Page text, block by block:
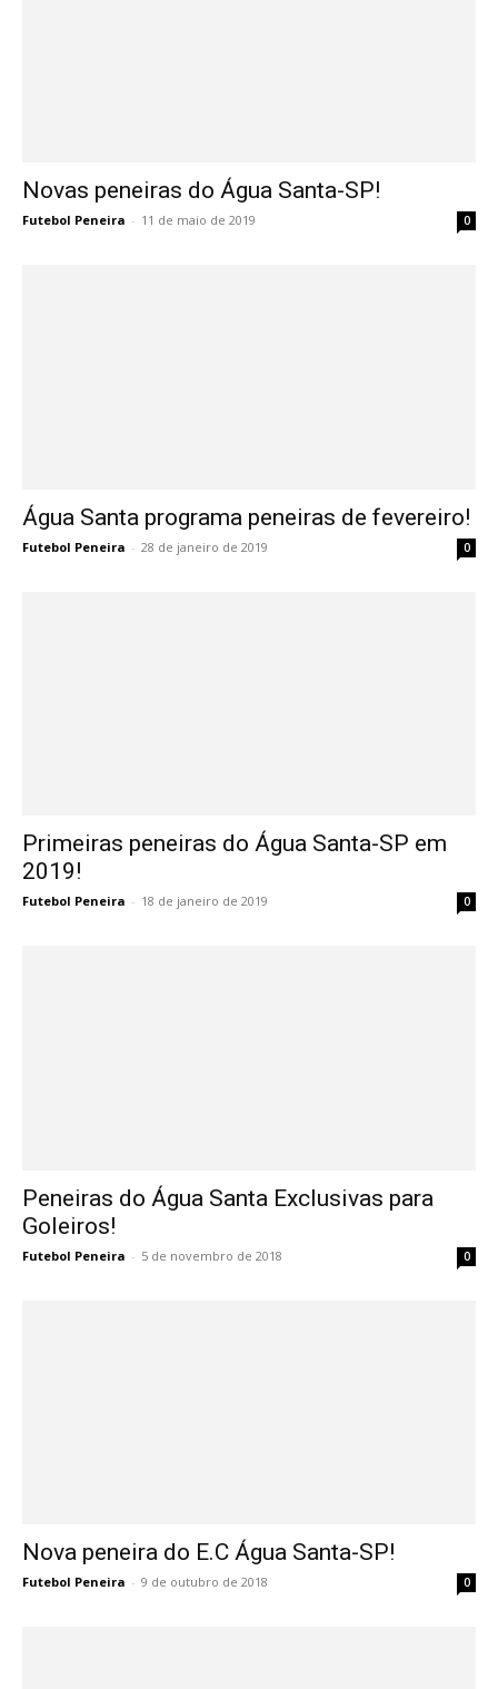
Novas peneiras do Água Santa-SP!
Futebol Peneira - 11 de maio de 2019 0
Água Santa programa peneiras de fevereiro!
Futebol Peneira - 28 de janeiro de 2019 0
Primeiras peneiras do Água Santa-SP em
2019!
Futebol Peneira - 18 de janeiro de 2019 0
Peneiras do Água Santa Exclusivas para
Goleiros!
Futebol Peneira - 5 de novembro de 2018 0
Nova peneira do E.C Água Santa-SP!
Futebol Peneira - 9 de outubro de 2018 0